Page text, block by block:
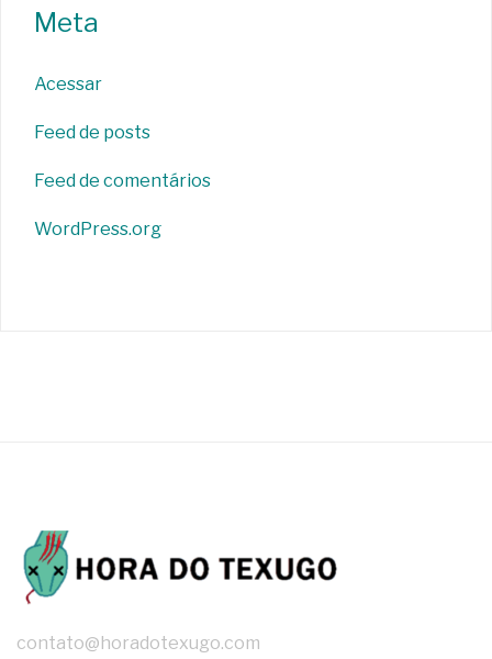
Meta
Acessar
Feed de posts
Feed de comentários
WordPress.org
contato@horadotexugo.com